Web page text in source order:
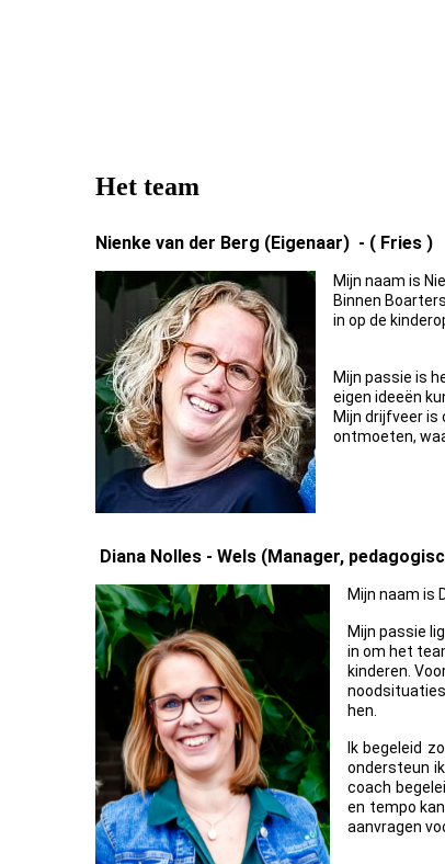
Het team
Nienke van der Berg (Eigenaar) - ( Fries )
Mijn naam is
Binnen
in op de
Mijn passie is
eigen ideeën
Mijn drijfveer is
ontmoeten,
Diana Nolles - Wels (Manager,
Mijn naam is
Mijn passie
in om het
kinderen.
noodsituaties
hen.
Ik begeleid
ondersteun
coach
en tempo
aanvragen